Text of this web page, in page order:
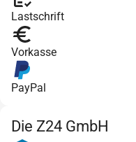
Lastschrift
Vorkasse
PayPal
Die Z24 GmbH